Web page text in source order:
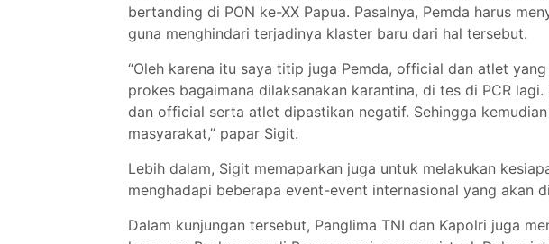
bertanding di PON ke-XX Papua. Pasalnya, Pemda harus
guna menghindari terjadinya klaster baru dari hal tersebut.
“Oleh karena itu saya titip juga Pemda, official dan atlet
prokes bagaimana dilaksanakan karantina, di tes di PCR
dan official serta atlet dipastikan negatif. Sehingga
masyarakat,” papar Sigit.
Lebih dalam, Sigit memaparkan juga untuk melakukan
menghadapi beberapa event-event internasional yang akan
Dalam kunjungan tersebut, Panglima TNI dan Kapolri juga